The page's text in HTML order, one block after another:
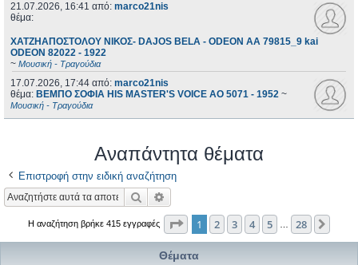
21.07.2026, 16:41 από: marco21nis
θέμα:
ΧΑΤΖΗΑΠΟΣΤΟΛΟΥ ΝΙΚΟΣ- DAJOS BELA - ODEON AA 79815_9 kai
ODEON 82022 - 1922
~ Μουσική - Τραγούδια
17.07.2026, 17:44 από: marco21nis
θέμα: ΒΕΜΠΟ ΣΟΦΙΑ HIS MASTER'S VOICE AO 5071 - 1952 ~
Μουσική - Τραγούδια
Αναπάντητα θέματα
Επιστροφή στην ειδική αναζήτηση
Αναζήτηση
Η αναζήτηση βρήκε 415 εγγραφές Σελίδα από28
1 2 3 4 5 28
Θέματα